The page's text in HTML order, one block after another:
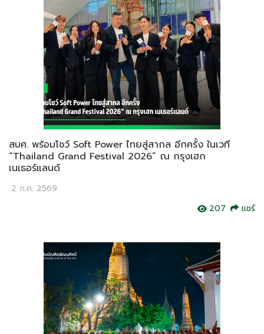
สบศ. พร้อมโชว์ Soft Power ไทยสู่สากล อีกครั้ง ในเวที
“Thailand Grand Festival 2026” ณ กรุงเฮก
เนเธอร์แลนด์
2 ก.ค. 2569
207
แชร์